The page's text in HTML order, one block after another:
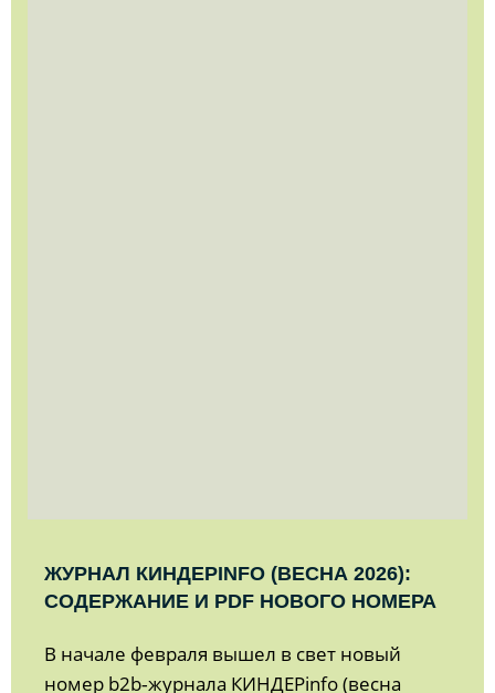
ЖУРНАЛ КИНДЕРINFO (ВЕСНА 2026):
СОДЕРЖАНИЕ И PDF НОВОГО НОМЕРА
В начале февраля вышел в свет новый
номер b2b‑журнала КИНДЕРinfo (весна